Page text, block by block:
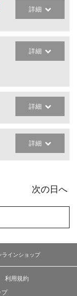
詳細
詳細
詳細
詳細
次の日へ
ラインショップ
利用規約
プ